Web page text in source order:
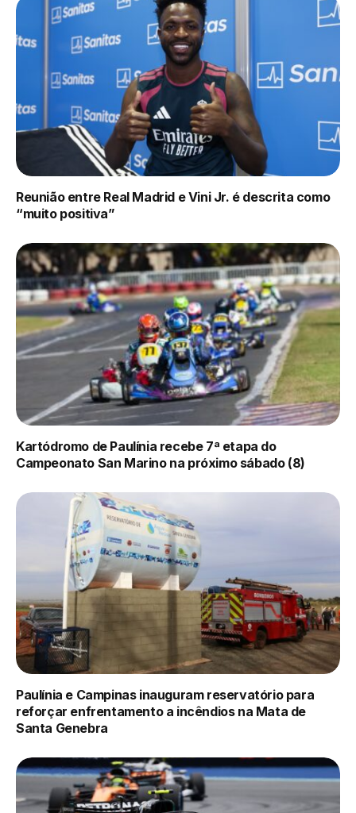
Reunião entre Real Madrid e Vini Jr. é descrita como
“muito positiva”
Kartódromo de Paulínia recebe 7ª etapa do
Campeonato San Marino na próximo sábado (8)
Paulínia e Campinas inauguram reservatório para
reforçar enfrentamento a incêndios na Mata de
Santa Genebra